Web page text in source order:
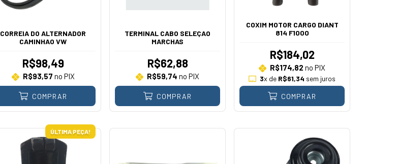
CORREIA DO ALTERNADOR
CAMINHAO VW
R$98,49
R$93,57 no PIX
COMPRAR
TERMINAL CABO SELEÇAO
MARCHAS
R$62,88
R$59,74 no PIX
COMPRAR
COXIM MOTOR CARGO DIANT
814 F1000
R$184,02
R$174,82 no PIX
3x de R$61,34 sem juros
COMPRAR
ÚLTIMA PEÇA!